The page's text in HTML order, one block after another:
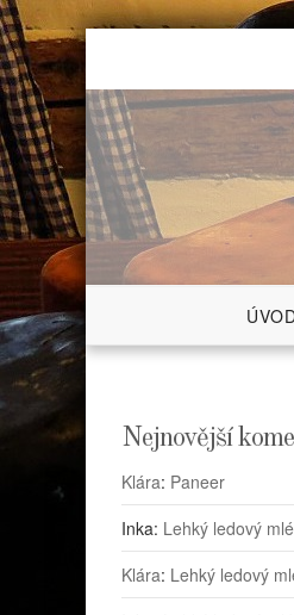
Skip
content
Nejnovější
Klára: Paneer
Inka: Lehký ledový
Klára: Lehký ledový